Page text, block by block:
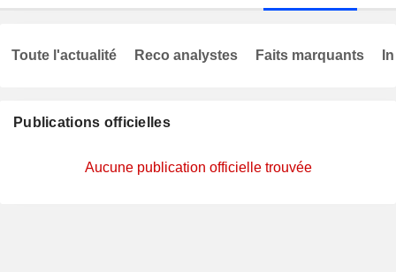
Publications officielles
Aucune publication officielle trouvée
Toute l'actualité Reco analystes Faits marquants